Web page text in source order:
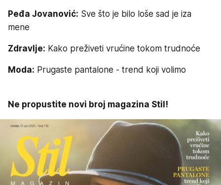
Peđa Jovanović: Sve što je bilo loše sad je iza
mene
Zdravlje: Kako preživeti vrućine tokom trudnoće
Moda: Prugaste pantalone - trend koji volimo
Ne propustite novi broj magazina Stil!